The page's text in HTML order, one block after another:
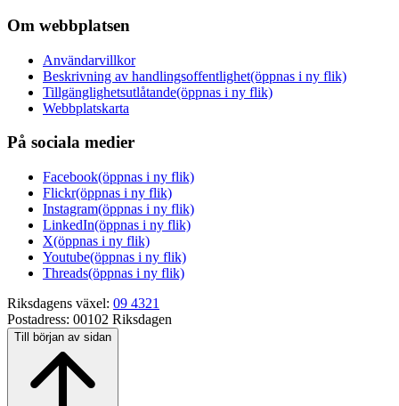
Om webbplatsen
Användarvillkor
Beskrivning av handlingsoffentlighet(öppnas i ny flik)
Tillgänglighetsutlåtande(öppnas i ny flik)
Webbplatskarta
På sociala medier
Facebook(öppnas i ny flik)
Flickr(öppnas i ny flik)
Instagram(öppnas i ny flik)
LinkedIn(öppnas i ny flik)
X(öppnas i ny flik)
Youtube(öppnas i ny flik)
Threads(öppnas i ny flik)
Riksdagens växel: 09 4321
Postadress: 00102 Riksdagen
Till början av sidan